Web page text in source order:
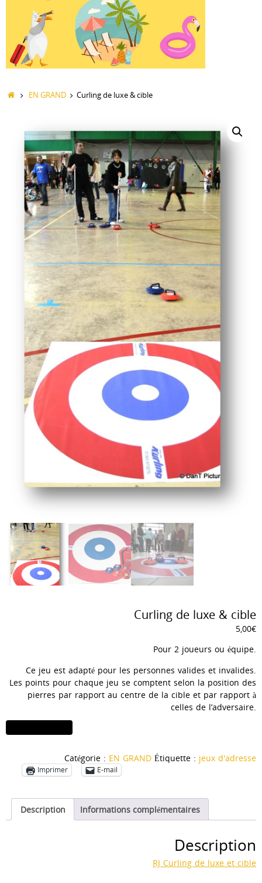
AccueilEN GRAND Curling de luxe & cible
Curling de luxe & cible
5,00€
Pour 2 joueurs ou équipe.
Ce jeu est adapté pour les personnes valides et invalides.
Les points pour chaque jeu se comptent selon la position des
pierres par rapport au centre de la cible et par rapport à
celles de l’adversaire.
quantité
de
cible
Catégorie : EN GRAND Étiquette : jeux d'adresse
Imprimer E-mail
Description Informations complémentaires
Description
RJ Curling de luxe et cible